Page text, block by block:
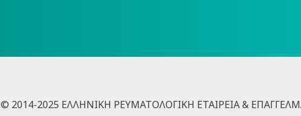
© 2014-2025 ΕΛΛΗΝΙΚΗ ΡΕΥΜΑΤΟΛΟΓΙΚΗ ΕΤΑΙΡΕΙΑ &